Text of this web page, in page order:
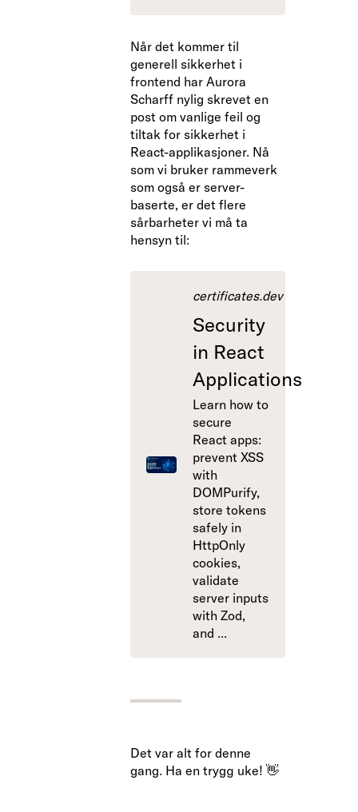
Når det kommer til
generell sikkerhet i
frontend har Aurora
Scharff nylig skrevet en
post om vanlige feil og
tiltak for sikkerhet i
React-applikasjoner. Nå
som vi bruker rammeverk
som også er server-
baserte, er det flere
sårbarheter vi må ta
hensyn til:
certificates.dev
Security
in React
Applications
Learn how to
secure
React apps:
prevent XSS
with
DOMPurify,
store tokens
safely in
HttpOnly
cookies,
validate
server inputs
with Zod,
and ...
Det var alt for denne
gang. Ha en trygg uke! 👋